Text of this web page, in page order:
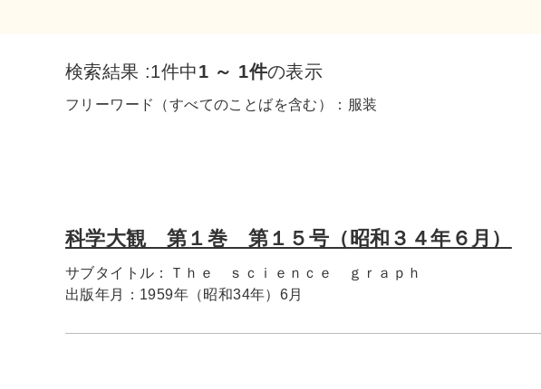
検索結果 :1件中1 ～ 1件の表示
フリーワード（すべてのことばを含む）： 服装
科学大観 第１巻 第１５号（昭和３４年６月）
サブタイトル： Ｔｈｅ ｓｃｉｅｎｃｅ ｇｒａｐｈ
出版年月： 1959年（昭和34年）6月